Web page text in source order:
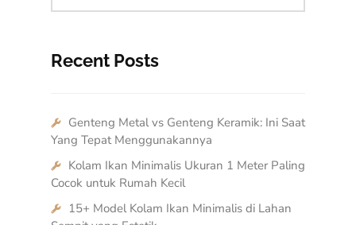
Recent Posts
Genteng Metal vs Genteng Keramik: Ini Saat
Yang Tepat Menggunakannya
Kolam Ikan Minimalis Ukuran 1 Meter Paling
Cocok untuk Rumah Kecil
15+ Model Kolam Ikan Minimalis di Lahan